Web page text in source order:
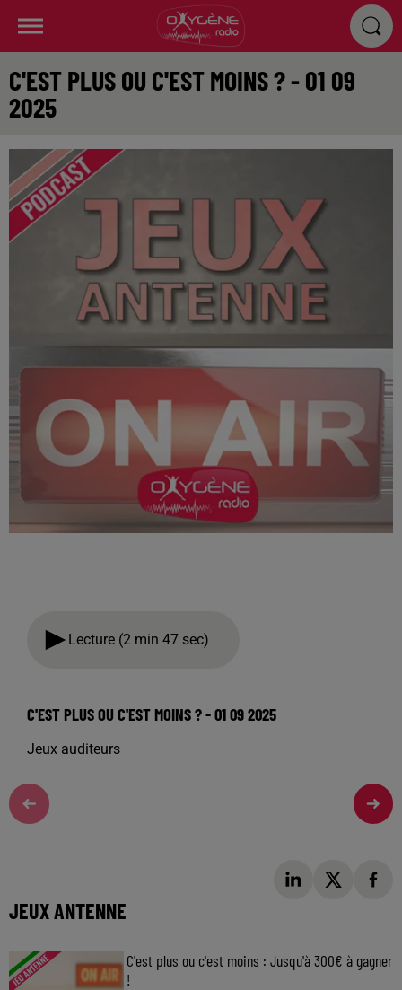
C'EST PLUS OU C'EST MOINS ? - 01 09
2025
Lecture (2 min 47 sec)
C'EST PLUS OU C'EST MOINS ? - 01 09 2025
Jeux auditeurs
JEUX ANTENNE
C'est plus ou c'est moins : Jusqu'à 300€ à gagner
!